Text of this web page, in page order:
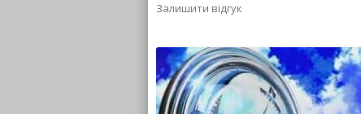
Залишити відгук